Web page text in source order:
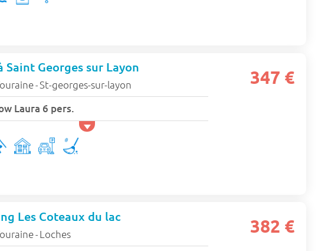
Saint Georges sur Layon
-St-georges-sur-layon
Laura 6 pers.
347 €
Les Coteaux du lac
- Loches 382 €